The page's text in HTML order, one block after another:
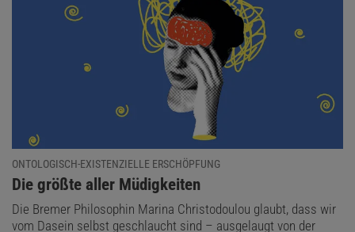
ONTOLOGISCH-EXISTENZIELLE ERSCHÖPFUNG
:
Die größte aller Müdigkeiten
Die Bremer Philosophin Marina Christodoulou glaubt, dass wir
vom Dasein selbst geschlaucht sind – ausgelaugt von der